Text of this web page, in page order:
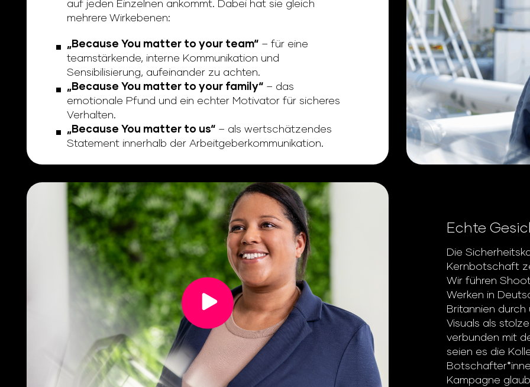
auf jeden Einzelnen ankommt. Dabei hat sie gleich
mehrere Wirkebenen:
„Because You matter to your team“ – für eine
teamstärkende, interne Kommunikation und
Sensibilisierung, aufeinander zu achten.
„Because You matter to your family“ – das
emotionale Pfund und ein echter Motivator für sicheres
Verhalten.
„Because You matter to us“ – als wertschätzendes
Statement innerhalb der Arbeitgeberkommunikation.
Echte
Die
Kernbotschaft
Wir führen
Werken in
Britannien
Visuals als
verbunden mit
seien es die
Kampagne